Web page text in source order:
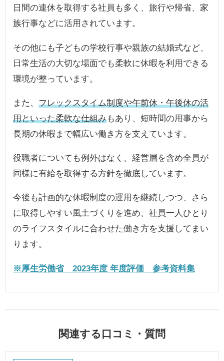
日間の連休を取得する社員も多く、旅行や帰省、家
族行事などに活用されています。
その他にも子どもの学校行事や親族の結婚式など、
日常生活の大切な場面でも柔軟に休暇を利用できる
環境が整っています。
また、フレックスタイム制度や午前休・午後休の活
用といった柔軟な仕組みもあり、短時間の用事から
長期の休暇まで幅広い働き方を支えています。
役職者についても例外はなく、経営層を含め全員が
同様に有給を取得する方針を徹底しています。
今後も計画的な休暇制度の運用を継続しつつ、さら
に取得しやすい風土づくりを進め、社員一人ひとり
のライフスタイルに合わせた働き方を支援してまい
ります。
※厚生労働省 2023年度 年度評価 参考資料集
関連する口コミ・質問